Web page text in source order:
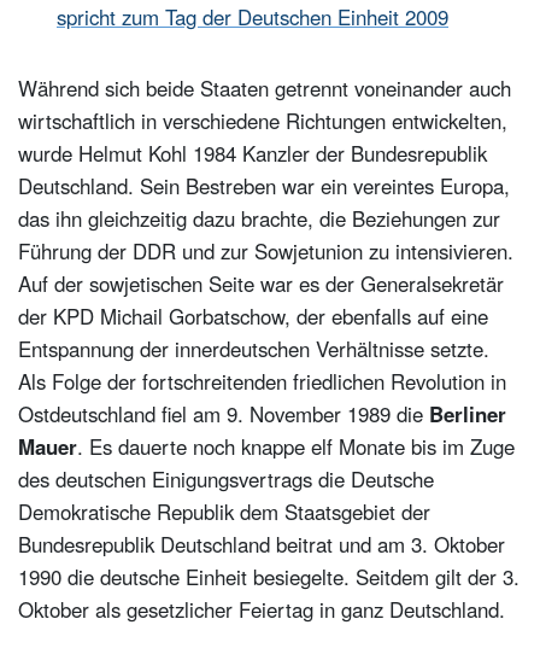
spricht zum Tag der Deutschen Einheit 2009
Während sich beide Staaten getrennt voneinander auch
wirtschaftlich in verschiedene Richtungen entwickelten,
wurde Helmut Kohl 1984 Kanzler der Bundesrepublik
Deutschland. Sein Bestreben war ein vereintes Europa,
das ihn gleichzeitig dazu brachte, die Beziehungen zur
Führung der DDR und zur Sowjetunion zu intensivieren.
Auf der sowjetischen Seite war es der Generalsekretär
der KPD Michail Gorbatschow, der ebenfalls auf eine
Entspannung der innerdeutschen Verhältnisse setzte.
Als Folge der fortschreitenden friedlichen Revolution in
Ostdeutschland fiel am 9. November 1989 die Berliner
Mauer. Es dauerte noch knappe elf Monate bis im Zuge
des deutschen Einigungsvertrags die Deutsche
Demokratische Republik dem Staatsgebiet der
Bundesrepublik Deutschland beitrat und am 3. Oktober
1990 die deutsche Einheit besiegelte. Seitdem gilt der 3.
Oktober als gesetzlicher Feiertag in ganz Deutschland.